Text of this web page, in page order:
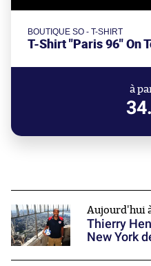
BOUTIQUE SO - T-SHIRT
T-Shirt "Paris 96" On
à
Aujourd'hui
Thierry
New York